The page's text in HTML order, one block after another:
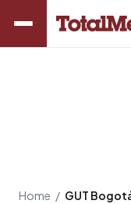
Home / GUT